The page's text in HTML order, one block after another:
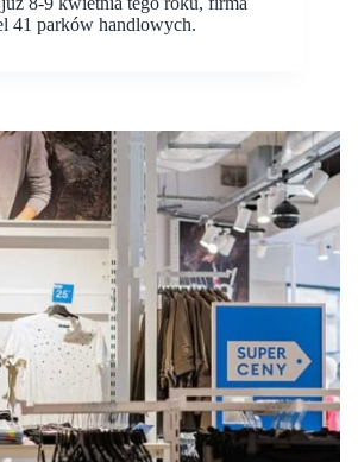
41 parków handlowych.